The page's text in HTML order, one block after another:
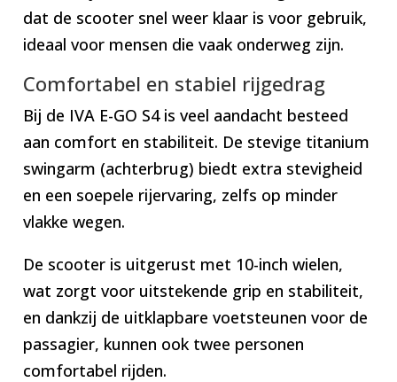
dat de scooter snel weer klaar is voor gebruik,
ideaal voor mensen die vaak onderweg zijn.
Comfortabel en stabiel rijgedrag
Bij de IVA E-GO S4 is veel aandacht besteed
aan comfort en stabiliteit. De stevige titanium
swingarm (achterbrug) biedt extra stevigheid
en een soepele rijervaring, zelfs op minder
vlakke wegen.
De scooter is uitgerust met 10-inch wielen,
wat zorgt voor uitstekende grip en stabiliteit,
en dankzij de uitklapbare voetsteunen voor de
passagier, kunnen ook twee personen
comfortabel rijden.